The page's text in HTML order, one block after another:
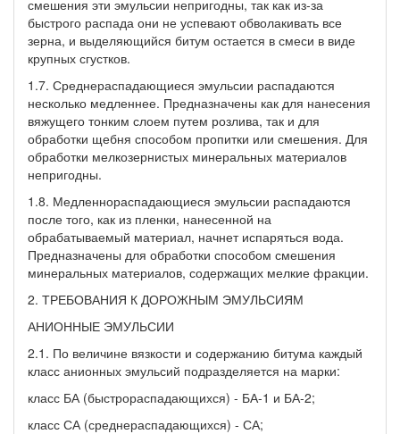
смешения эти эмульсии непригодны, так как из-за
быстрого распада они не успевают обволакивать все
зерна, и выделяющийся битум остается в смеси в виде
крупных сгустков.
1.7. Среднераспадающиеся эмульсии распадаются
несколько медленнее. Предназначены как для нанесения
вяжущего тонким слоем путем розлива, так и для
обработки щебня способом пропитки или смешения. Для
обработки мелкозернистых минеральных материалов
непригодны.
1.8. Медленнораспадающиеся эмульсии распадаются
после того, как из пленки, нанесенной на
обрабатываемый материал, начнет испаряться вода.
Предназначены для обработки способом смешения
минеральных материалов, содержащих мелкие фракции.
2. ТРЕБОВАНИЯ К ДОРОЖНЫМ ЭМУЛЬСИЯМ
АНИОННЫЕ ЭМУЛЬСИИ
2.1. По величине вязкости и содержанию битума каждый
класс анионных эмульсий подразделяется на марки:
класс БА (быстрораспадающихся) - БА-1 и БА-2;
класс СА (среднераспадающихся) - СА;